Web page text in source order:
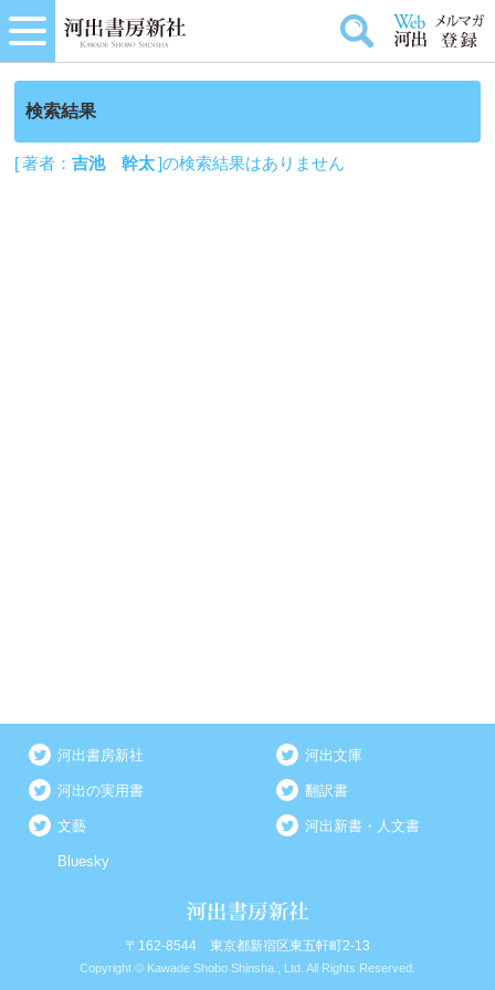
検索結果
[ 著者：吉池 幹太]の検索結果はありません
河出書房新社 河出文庫
河出の実用書 翻訳書
文藝 河出新書・人文書
Bluesky
〒162-8544 東京都新宿区東五軒町2-13
Copyright © Kawade Shobo Shinsha., Ltd. All Rights Reserved.